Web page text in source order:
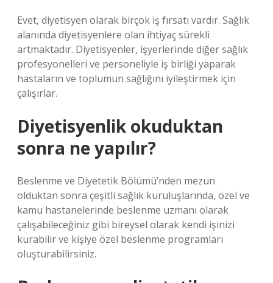
Evet, diyetisyen olarak birçok iş fırsatı vardır. Sağlık
alanında diyetisyenlere olan ihtiyaç sürekli
artmaktadır. Diyetisyenler, işyerlerinde diğer sağlık
profesyonelleri ve personeliyle iş birliği yaparak
hastaların ve toplumun sağlığını iyileştirmek için
çalışırlar.
Diyetisyenlik okuduktan
sonra ne yapılır?
Beslenme ve Diyetetik Bölümü’nden mezun
olduktan sonra çeşitli sağlık kuruluşlarında, özel ve
kamu hastanelerinde beslenme uzmanı olarak
çalışabileceğiniz gibi bireysel olarak kendi işinizi
kurabilir ve kişiye özel beslenme programları
oluşturabilirsiniz.